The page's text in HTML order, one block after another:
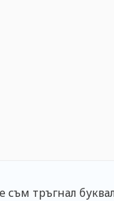
съм тръгнал